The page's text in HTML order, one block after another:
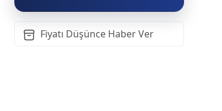
Fiyatı Düşünce Haber Ver